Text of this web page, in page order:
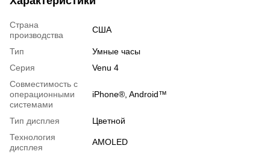
Страна
производства
США
Тип
Умные часы
Серия
Venu 4
Совместимость с
операционными
системами
iPhone®, Android™
Тип дисплея
Цветной
Технология
дисплея
AMOLED